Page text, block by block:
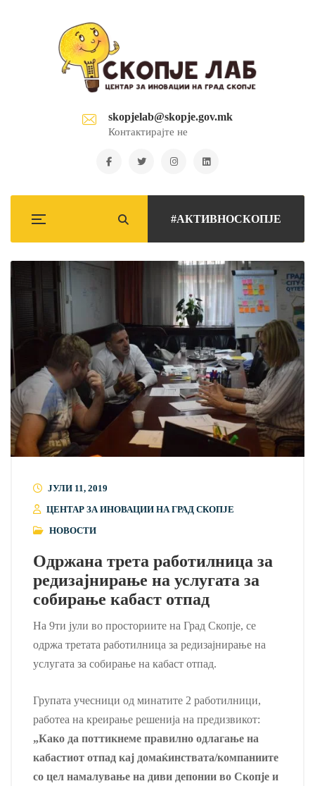
skopjelab@skopje.gov.mk
Контактирајте не
#АКТИВНОСКОПЈЕ
ЈУЛИ 11, 2019
ЦЕНТАР ЗА ИНОВАЦИИ НА ГРАД СКОПЈЕ
НОВОСТИ
Одржана трета работилница за
редизајнирање на услугата за
собирање кабаст отпад
На 9ти јули во просториите на Град Скопје, се
одржа третата работилница за редизајнирање на
услугата за собирање на кабаст отпад.
Групата учесници од минатите 2 работилници,
работеа на креирање решенија на предизвикот:
„Како да поттикнеме правилно одлагање на
кабастиот отпад кај домаќинствата/компаниите
со цел намалување на диви депонии во Скопје и